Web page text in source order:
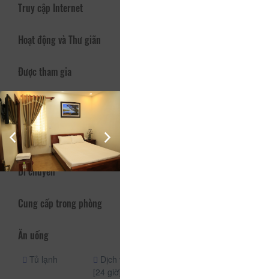
Truy cập Internet
Hoạt động và Thư giãn
Được tham gia
Vòi hoa sen
Nhận phòng
(24h)
Quầy lễ tân
(24h)
Vòi hoa sen
Di chuyển
Cung cấp trong phòng
Ăn uống
Tủ lạnh
Dịch vụ phòng
[24 giờ]